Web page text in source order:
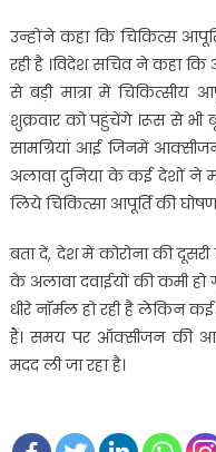
उन्होंने कहा कि चिकित्स
रही है ।विदेश सचिव ने कहा
से बड़ी मात्रा में चिकित्सीय
शुक्रवार को पहुंचेंगे ।रूस से भी
सामग्रियां आई जिनमें
अलावा दुनिया के कई देशों ने
लिये चिकित्सा आपूर्ति की
बता दें, देश में कोरोना की
के अलावा दवाईयों की कमी हो
धीरे नॉर्मल हो रही है लेकिन
हैं। समय पर ऑक्सीजन की
मदद ली जा रहा है।